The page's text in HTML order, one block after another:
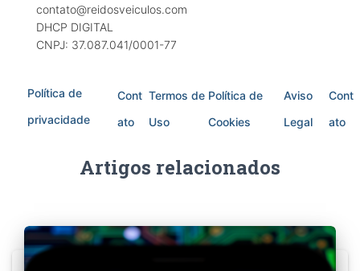
contato@reidosveiculos.com
DHCP DIGITAL
CNPJ: 37.087.041/0001-77
Política de
privacidade
Cont
ato
Termos de
Uso
Política de
Cookies
Aviso
Legal
Cont
ato
Artigos relacionados